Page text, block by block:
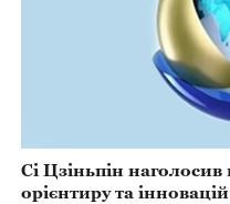
Сі Цзіньпін
орієнтиру та